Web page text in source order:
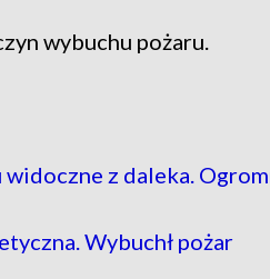
wybuchu pożaru.
widoczne z daleka.
Wybuchł pożar